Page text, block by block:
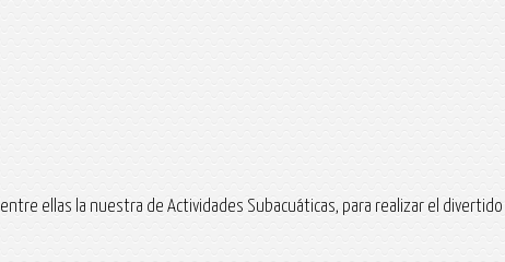
ellas la nuestra de Actividades Subacuáticas, para realizar el